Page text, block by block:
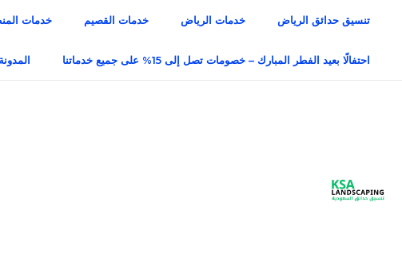
المحتوى
تنسيق حدائق الرياض خدمات الرياض خدمات القصيم خدمات
احتفالًا بعيد الفطر المبارك – خصومات تصل إلى 15% على جميع خدماتنا المدونة